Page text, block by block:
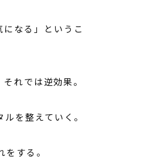
なる」というこ
れでは逆効果。
を整えていく。
する。